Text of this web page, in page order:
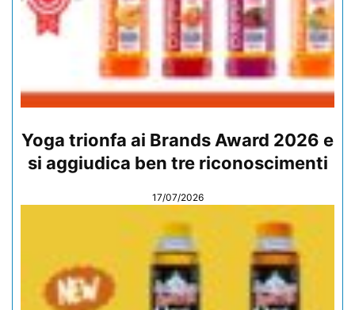
Yoga trionfa ai Brands Award 2026 e
si aggiudica ben tre riconoscimenti
17/07/2026